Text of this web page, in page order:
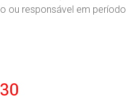
ou responsável em período